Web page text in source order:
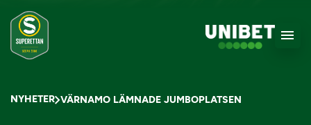
NYHETER VÄRNAMO LÄMNADE JUMBOPLATSEN